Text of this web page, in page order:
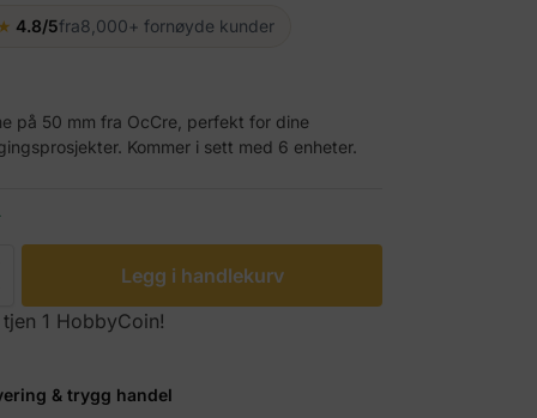
4.8/5fra8,000+ fornøyde kunder
på 50 mm fra OcCre, perfekt for dine
Kommer i sett med 6 enheter.
Legg i handlekurv
1 HobbyCoin!
& trygg handel